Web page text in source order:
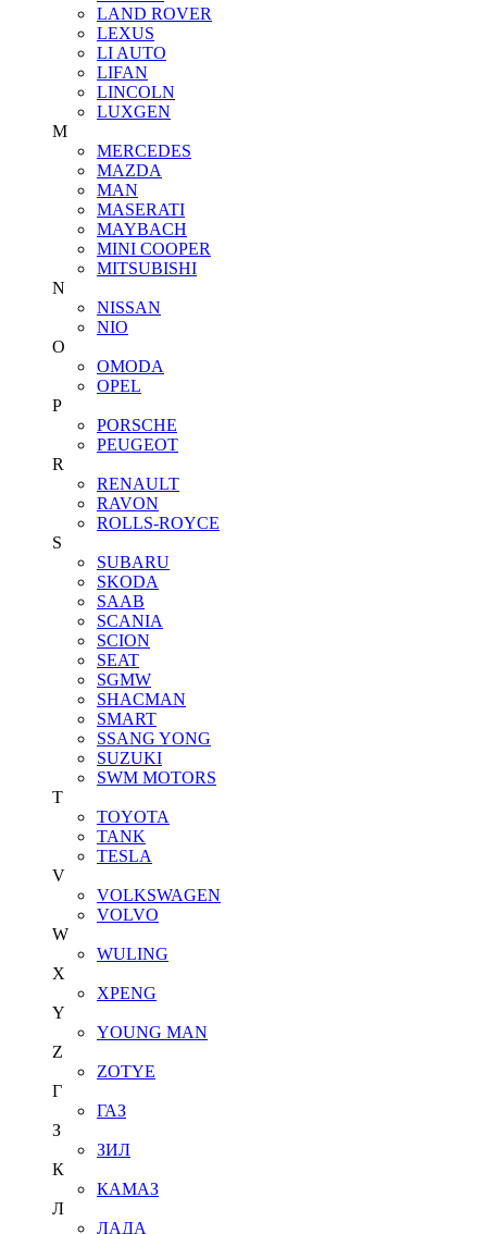
LAND ROVER
LEXUS
LI AUTO
LIFAN
LINCOLN
LUXGEN
M
MERCEDES
MAZDA
MAN
MASERATI
MAYBACH
MINI COOPER
MITSUBISHI
N
NISSAN
NIO
O
OMODA
OPEL
P
PORSCHE
PEUGEOT
R
RENAULT
RAVON
ROLLS-ROYCE
S
SUBARU
SKODA
SAAB
SCANIA
SCION
SEAT
SGMW
SHACMAN
SMART
SSANG YONG
SUZUKI
SWM MOTORS
T
TOYOTA
TANK
TESLA
V
VOLKSWAGEN
VOLVO
W
WULING
X
XPENG
Y
YOUNG MAN
Z
ZOTYE
Г
ГАЗ
З
ЗИЛ
К
КАМАЗ
Л
ЛАДА